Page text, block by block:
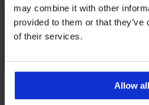
may combine it with other
provided to them or that
of their services.
Allow all
3+1 GRATIS
3er-PACK Klassische